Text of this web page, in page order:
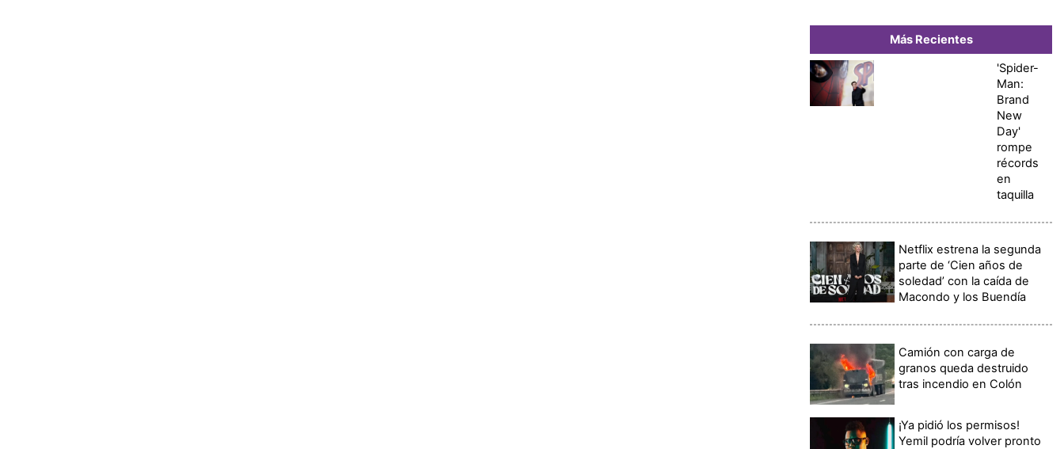
Más Recientes
'Spider-
Man:
Brand
New
Day'
rompe
récords
en
taquilla
Netflix estrena la segunda
parte de ‘Cien años de
soledad’ con la caída de
Macondo y los Buendía
Camión con carga de
granos queda destruido
tras incendio en Colón
¡Ya pidió los permisos!
Yemil podría volver pronto